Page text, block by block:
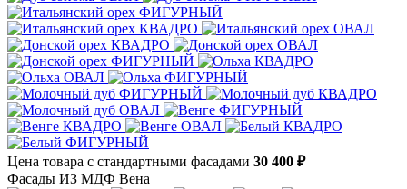
Цена товара с стандартными фасадами 30 400 ₽
Фасады ИЗ МДФ Вена